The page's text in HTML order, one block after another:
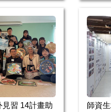
習 14計畫助
師資